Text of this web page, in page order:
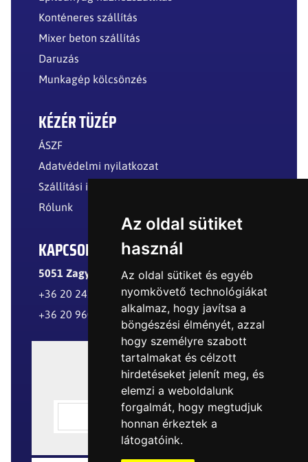
Az oldal sütiket
használ
Az oldal sütiket és egyéb
nyomkövető technológiákat
alkalmaz, hogy javítsa a
böngészési élményét, azzal
hogy személyre szabott
tartalmakat és célzott
hirdetéseket jelenít meg, és
elemzi a weboldalunk
forgalmát, hogy megtudjuk
honnan érkeztek a
látogatóink.
Konténeres szállítás
Mixer beton szállítás
Daruzás
Munkagép kölcsönzés
KÉZÉR TÜZÉP
ÁSZF
Adatvédelmi nyilatkozat
Szállítási információk
Rólunk
KAPCSOLAT
5051 Zagyvarékas, Külterület
+36 20 241 8299
+36 20 960 8977